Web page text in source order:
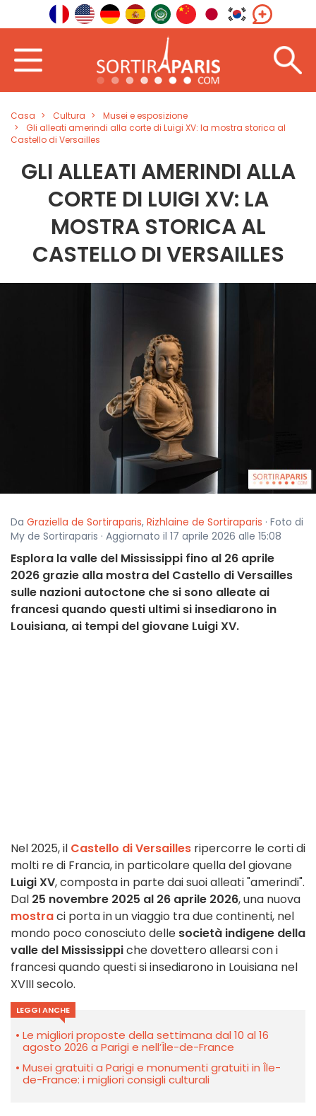
Casa Cultura
Musei e esposizione
Gli alleati amerindi alla corte di Luigi XV: la mostra storica al
Castello di Versailles
GLI ALLEATI AMERINDI ALLA
CORTE DI LUIGI XV: LA
MOSTRA STORICA AL
CASTELLO DI VERSAILLES
Da Graziella de Sortiraparis, Rizhlaine de Sortiraparis · Foto di
My de Sortiraparis · Aggiornato il 17 aprile 2026 alle 15:08
Esplora la valle del Mississippi fino al 26 aprile
2026 grazie alla mostra del Castello di Versailles
sulle nazioni autoctone che si sono alleate ai
francesi quando questi ultimi si insediarono in
Louisiana, ai tempi del giovane Luigi XV.
Nel 2025, il Castello di Versailles ripercorre le corti di
molti re di Francia, in particolare quella del giovane
Luigi XV, composta in parte dai suoi alleati "amerindi".
Dal 25 novembre 2025 al 26 aprile 2026, una nuova
mostraci porta in un viaggio tra due continenti, nel
mondo poco conosciuto delle società indigene della
valle del Mississippiche dovettero allearsi con i
francesi quando questi si insediarono in Louisiana nel
XVIII secolo.
LEGGI ANCHE
Le migliori proposte della settimana dal 10 al 16
agosto 2026 a Parigi e nell’Île-de-France
Musei gratuiti a Parigi e monumenti gratuiti in Île-
de-France: i migliori consigli culturali